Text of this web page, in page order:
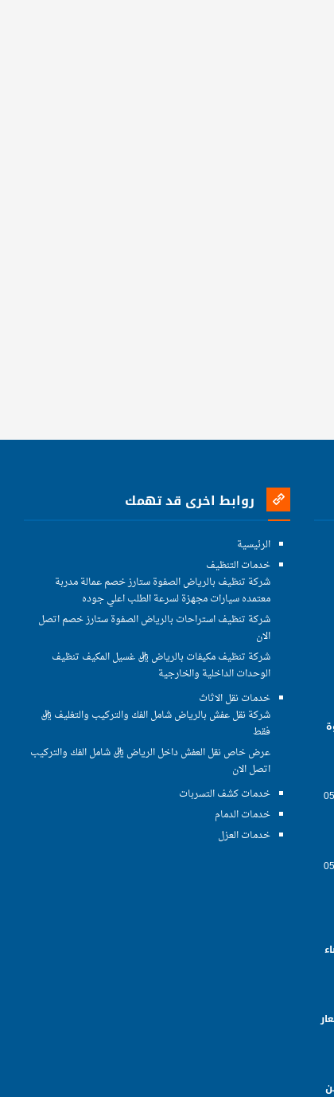
روابط اخرى قد تهمك
الرئيسية
خدمات التنظيف
شركة تنظيف بالرياض الصفوة ستارز خصم عمالة مدربة
معتمده سيارات مجهزة لسرعة الطلب اعلي جوده
شركة تنظيف استراحات بالرياض الصفوة ستارز خصم اتصل
الان
شركة تنظيف مكيفات بالرياض ريال غسيل المكيف تنظيف
الوحدات الداخلية والخارجية
خدمات نقل الاثاث
شركة نقل عفش بالرياض شامل الفك والتركيب والتغليف ريال
فقط
عرض خاص نقل العفش داخل الرياض ريال شامل الفك والتركيب
اتصل الان
خدمات كشف التسربات
خدمات الدمام
خدمات العزل